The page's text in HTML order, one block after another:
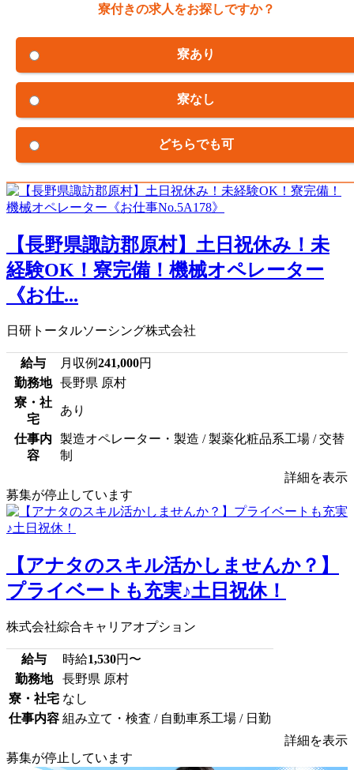
寮付きの求人をお探しですか？
寮あり
寮なし
どちらでも可
【長野県諏訪郡原村】土日祝休み！未
経験OK！寮完備！機械オペレーター
《お仕...
日研トータルソーシング株式会社
給与 月収例241,000円
勤務地
長野県 原村
寮・社
宅
あり
仕事内
容
製造オペレーター・製造 / 製薬化粧品系工場 / 交替
制
詳細を表示
募集が停止しています
【アナタのスキル活かしませんか？】
プライベートも充実♪土日祝休！
株式会社綜合キャリアオプション
給与 時給1,530円〜
勤務地
長野県 原村
寮・社宅 なし
仕事内容 組み立て・検査 / 自動車系工場 / 日勤
詳細を表示
募集が停止しています